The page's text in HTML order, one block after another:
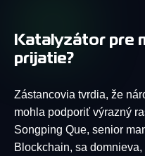
Katalyzátor pre
prijatie?
Zástancovia tvrdia, že
mohla podporiť výrazný
Songping Que, senior
Blockchain, sa domnieva,